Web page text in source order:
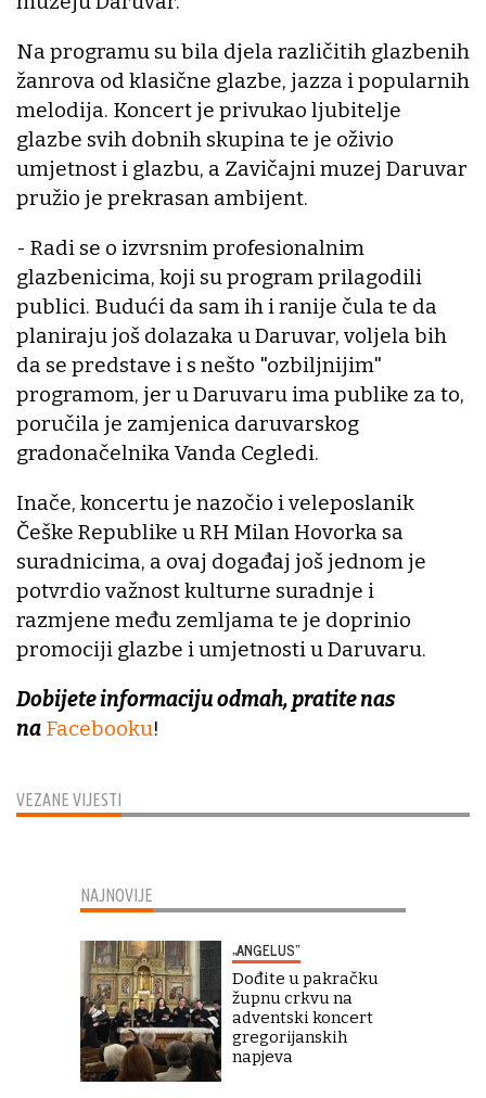
VEZANE VIJESTI
Na programu su bila djela različitih glazbenih
žanrova od klasične glazbe, jazza i popularnih
melodija. Koncert je privukao ljubitelje
glazbe svih dobnih skupina te je oživio
umjetnost i glazbu, a Zavičajni muzej Daruvar
pružio je prekrasan ambijent.
- Radi se o izvrsnim profesionalnim
glazbenicima, koji su program prilagodili
publici. Budući da sam ih i ranije čula te da
planiraju još dolazaka u Daruvar, voljela bih
da se predstave i s nešto "ozbiljnijim"
programom, jer u Daruvaru ima publike za to,
poručila je zamjenica daruvarskog
gradonačelnika Vanda Cegledi.
Inače, koncertu je nazočio i veleposlanik
Češke Republike u RH Milan Hovorka sa
suradnicima, a ovaj događaj još jednom je
potvrdio važnost kulturne suradnje i
razmjene među zemljama te je doprinio
promociji glazbe i umjetnosti u Daruvaru.
Dobijete informaciju odmah, pratite nas
na Facebooku!
NAJNOVIJE
„ANGELUS“
Dođite u pakračku
župnu crkvu na
adventski koncert
gregorijanskih
napjeva